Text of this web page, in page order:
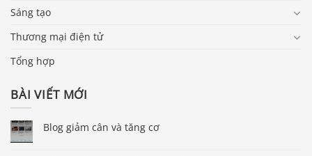
Sáng tạo
Thương mại điện tử
Tổng hợp
BÀI VIẾT MỚI
Blog giảm cân và tăng cơ